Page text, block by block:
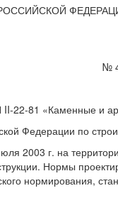
22-81 «Каменные и
Федерации по
2003 г. на
Нормы
нормирования,